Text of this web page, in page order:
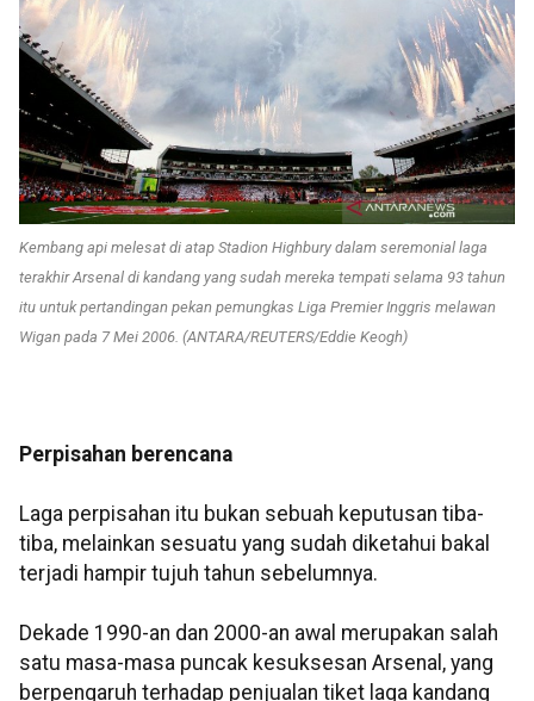
Kembang api melesat di atap Stadion Highbury dalam seremonial laga
terakhir Arsenal di kandang yang sudah mereka tempati selama 93 tahun
itu untuk pertandingan pekan pemungkas Liga Premier Inggris melawan
Wigan pada 7 Mei 2006. (ANTARA/REUTERS/Eddie Keogh)
Perpisahan berencana
Laga perpisahan itu bukan sebuah keputusan tiba-
tiba, melainkan sesuatu yang sudah diketahui bakal
terjadi hampir tujuh tahun sebelumnya.
Dekade 1990-an dan 2000-an awal merupakan salah
satu masa-masa puncak kesuksesan Arsenal, yang
berpengaruh terhadap penjualan tiket laga kandang